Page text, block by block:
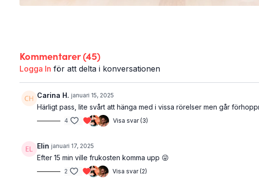
Kommentarer (45)
Logga In för att delta i konversationen
Carina H. januari 15, 2025
Härligt pass, lite svårt att hänga med i vissa rörelser men går
4 Visa svar (3)
Elin januari 17, 2025
Efter 15 min ville frukosten komma upp 😜
2 Visa svar (2)